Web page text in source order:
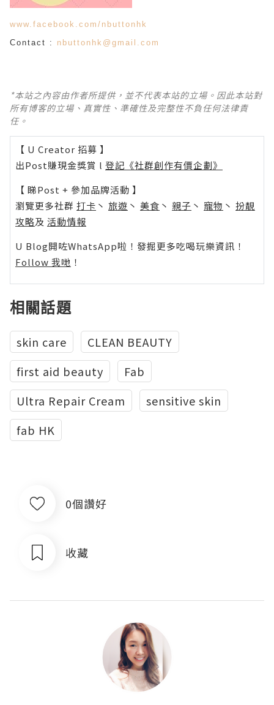
www.facebook.com/nbuttonhk
Contact : nbuttonhk@gmail.com
*本站之內容由作者所提供，並不代表本站的立場。因此本站對
所有博客的立場、真實性、準確性及完整性不負任何法律責
任。
【 U Creator 招募 】
出Post賺現金獎賞 l 登記《社群創作有價企劃》
【 睇Post + 參加品牌活動 】
瀏覽更多社群 打卡 丶 旅遊 丶 美食 丶 親子 丶 寵物 丶 扮靚
攻略及 活動情報
U Blog開咗WhatsApp啦！發掘更多吃喝玩樂資訊！
Follow 我哋 ！
相關話題
skin care
CLEAN BEAUTY
first aid beauty
Fab
Ultra Repair Cream
sensitive skin
fab HK
0個讚好
收藏